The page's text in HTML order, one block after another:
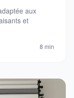
aux
et
8 min